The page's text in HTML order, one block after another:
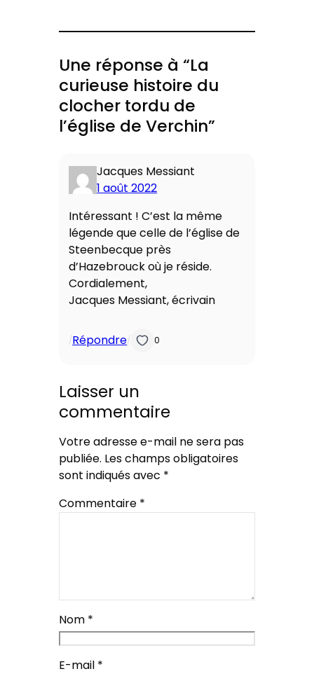
Une réponse à “La
curieuse histoire du
clocher tordu de
l’église de Verchin”
Jacques Messiant
1 août 2022
Intéressant ! C’est la même
légende que celle de l’église de
Steenbecque près
d’Hazebrouck où je réside.
Cordialement,
Jacques Messiant, écrivain
/Répondre/ 0
Laisser un
commentaire
Votre adresse e-mail ne sera pas
publiée. Les champs obligatoires
sont indiqués avec *
Commentaire *
Nom *
E-mail *